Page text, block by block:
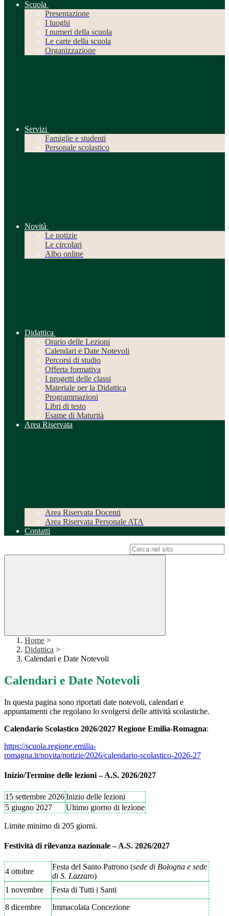
Scuola
Presentazione
I luoghi
I numeri della scuola
Le carte della scuola
Organizzazione
Servizi
Famiglie e studenti
Personale scolastico
Novità
Le notizie
Le circolari
Albo online
Didattica
Orario delle Lezioni
Calendari e Date Notevoli
Percorsi di studio
Offerta formativa
I progetti delle classi
Materiale per la Didattica
Programmazioni
Libri di testo
Esame di Maturità
Area Riservata
Area Riservata Docenti
Area Riservata Personale ATA
Contatti
Home >
Didattica >
Calendari e Date Notevoli
Calendari e Date Notevoli
In questa pagina sono riportati date notevoli, calendari e
appuntamenti che regolano lo svolgersi delle attività scolastiche.
Calendario Scolastico 2026/2027 Regione Emilia-Romagna:
https://scuola.regione.emilia-
romagna.it/novita/notizie/2026/calendario-scolastico-2026-27
Inizio/Termine delle lezioni – A.S. 2026/2027
15 settembre 2026Inizio delle lezioni
5 giugno 2027
Ultimo giorno di lezione
Limite minimo di 205 giorni.
Festività di rilevanza nazionale – A.S. 2026/2027
4 ottobre
Festa del Santo Patrono (sede di Bologna e sede
di S. Lazzaro)
1 novembre
Festa di Tutti i Santi
8 dicembre
Immacolata Concezione